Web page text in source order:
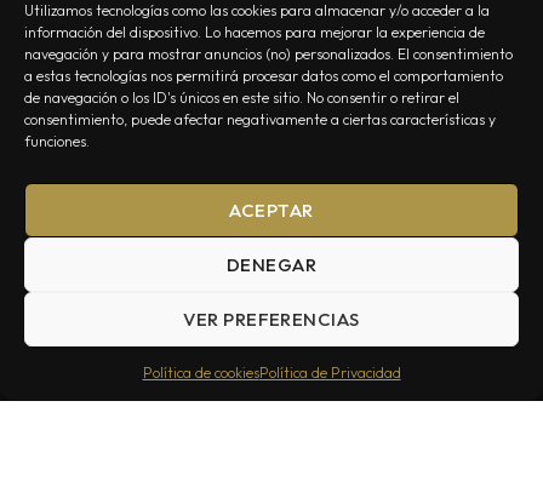
Utilizamos tecnologías como las cookies para almacenar y/o acceder a la
información del dispositivo. Lo hacemos para mejorar la experiencia de
navegación y para mostrar anuncios (no) personalizados. El consentimiento
a estas tecnologías nos permitirá procesar datos como el comportamiento
de navegación o los ID's únicos en este sitio. No consentir o retirar el
consentimiento, puede afectar negativamente a ciertas características y
funciones.
ACEPTAR
DENEGAR
VER PREFERENCIAS
Política de cookiesPolítica de Privacidad
NOSOTROS CONTACTO EDITORIAL POLÍTICA DE PRIVACIDAD
Summa Inferno — Todos los Derechos Reservados © 2026